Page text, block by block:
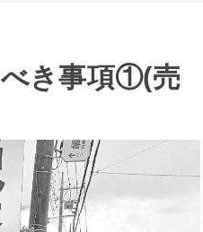
べき事項①(売